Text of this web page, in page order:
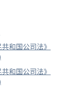
和国公司法》
和国公司法》